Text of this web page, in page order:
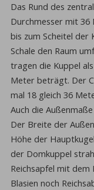
Das Rund des
Durchmesser mit
bis zum Scheitel der
Schale den Raum
tragen die Kuppel
Meter beträgt. Der
mal 18 gleich 36
Auch die
Der Breite der
Höhe der
der Domkuppel
Reichsapfel mit
Blasien noch